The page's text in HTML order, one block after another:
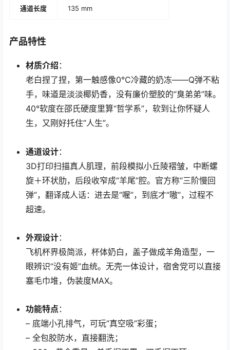
通道长度 135 mm
产品特性
材质介绍 ：
老白捏了捏，第一触感像0℃冷藏的奶冻——Q弹不粘
手，味道是淡淡椰奶香，没有廉价塑胶的“臭弟弟”味。
40°软度在邵氏硬度里算“哲学系”，软到让你怀疑人
生，又刚好托住“人生”。
通道设计：
3D打印扫描真人肌理，前段模拟小丘陵褶皱，中断螺
旋＋环状肋，后段收窄成“羊尾”腔。官方称“三阶慢回
弹”，翻译成人话：进去是“喔”，到底才“嗷”，过程不
超速。
外观设计：
飞机杯界极简派，杯体奶白，盖子做成羊角造型，一
眼辨识“没有姬”血统。无壳一体设计，宿舍党可以直接
塞毛巾堆，伪装度MAX。
功能特点 ：
– 底端小孔排气，可玩“真空吸”彩蛋；
– 全包胶防水，直接翻洗；